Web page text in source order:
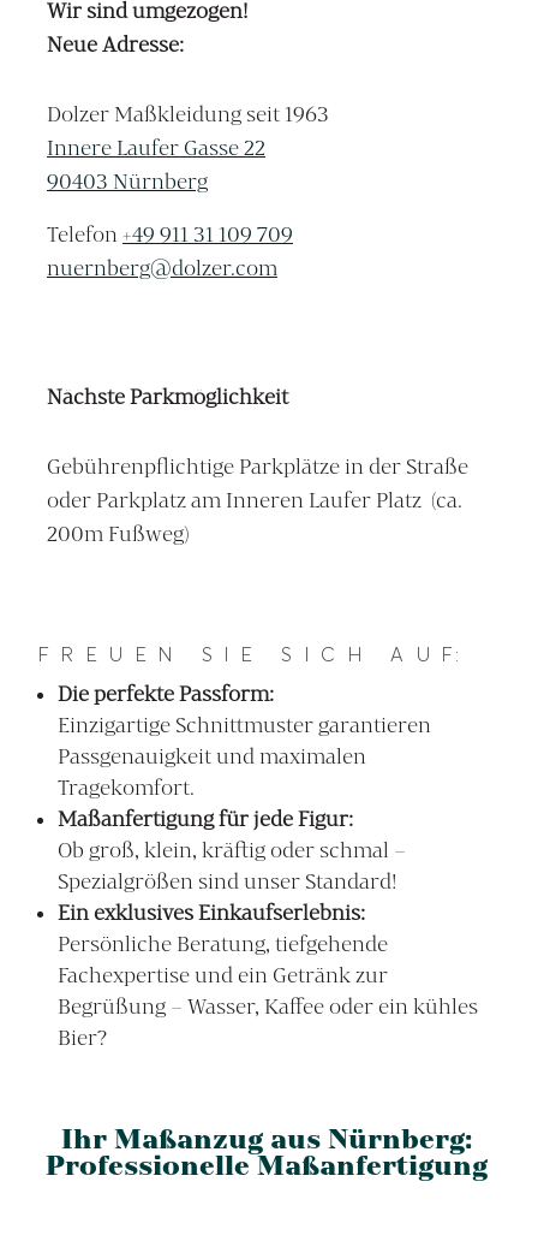
Wir sind umgezogen!
Neue Adresse:
Dolzer Maßkleidung seit 1963
Innere Laufer Gasse 22
90403 Nürnberg
Telefon +49 911 31 109 709
nuernberg@dolzer.com
Nächste Parkmöglichkeit
Gebührenpflichtige Parkplätze in der Straße
oder Parkplatz am Inneren Laufer Platz (ca.
200m Fußweg)
F R E U E N S I E S I C H A U F:
Die perfekte Passform:
Einzigartige Schnittmuster garantieren
Passgenauigkeit und maximalen
Tragekomfort.
Maßanfertigung für jede Figur:
Ob groß, klein, kräftig oder schmal –
Spezialgrößen sind unser Standard!
Ein exklusives Einkaufserlebnis:
Persönliche Beratung, tiefgehende
Fachexpertise und ein Getränk zur
Begrüßung – Wasser, Kaffee oder ein kühles
Bier?
Ihr Maßanzug aus Nürnberg:
Professionelle Maßanfertigung